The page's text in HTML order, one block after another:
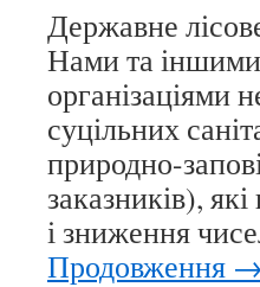
Державне
Нами та
організаціями
суцільних
природно-
заказників),
і зниження
Продовження →